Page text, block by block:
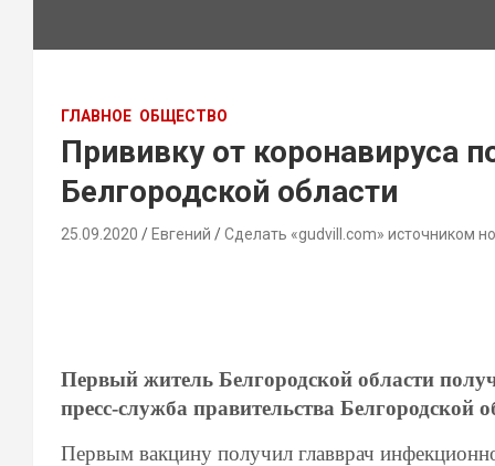
ГЛАВНОЕ ОБЩЕСТВО
Прививку от коронавируса
Белгородской области
25.09.2020 Евгений Сделать «gudvill.com» источником
Первый житель Белгородской области
пресс-служба правительства Белгородской
Первым вакцину получил главврач